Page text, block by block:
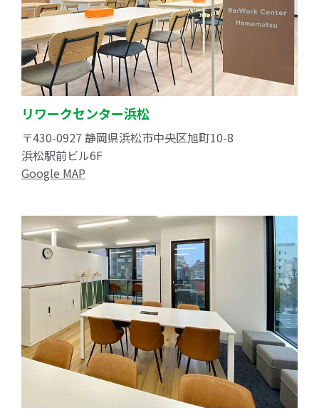
リワークセンター浜松
〒430-0927 静岡県浜松市中央区旭町10-8
浜松駅前ビル6F
Google MAP